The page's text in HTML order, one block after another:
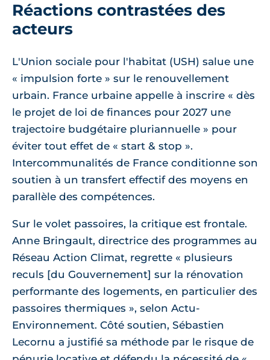
Réactions contrastées des
acteurs
L'Union sociale pour l'habitat (USH) salue une
« impulsion forte » sur le renouvellement
urbain. France urbaine appelle à inscrire « dès
le projet de loi de finances pour 2027 une
trajectoire budgétaire pluriannuelle » pour
éviter tout effet de « start & stop ».
Intercommunalités de France conditionne son
soutien à un transfert effectif des moyens en
parallèle des compétences.
Sur le volet passoires, la critique est frontale.
Anne Bringault, directrice des programmes au
Réseau Action Climat, regrette « plusieurs
reculs [du Gouvernement] sur la rénovation
performante des logements, en particulier des
passoires thermiques », selon Actu-
Environnement. Côté soutien, Sébastien
Lecornu a justifié sa méthode par le risque de